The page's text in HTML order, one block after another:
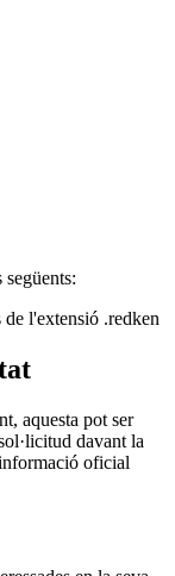
l'extensió .redken
aquesta pot ser
davant la
oficial